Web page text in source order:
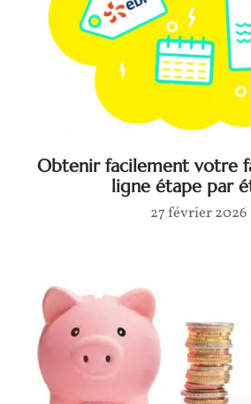
Obtenir facilement votre
ligne étape par
27 février 2026